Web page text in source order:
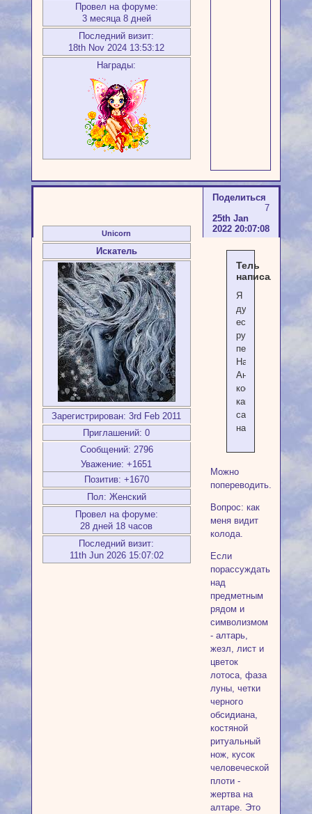
Провел на форуме:
3 месяца 8 дней
Последний визит:
18th Nov 2024 13:53:12
Награды:
Поделиться
7
25th Jan
2022 20:07:08
Unicorn
Искатель
Зарегистрирован: 3rd Feb 2011
Приглашений: 0
Сообщений: 2796
Уважение: +1651
Позитив: +1670
Пол: Женский
Провел на форуме:
28 дней 18 часов
Последний визит:
11th Jun 2026 15:07:02
Тель
написал(а):
Я
думала
есть
русский
перевод)
На
Английском
кое-
как
сама
нашла
Можно
попереводить.
Вопрос: как
меня видит
колода.
Если
порассуждать
над
предметным
рядом и
символизмом
- алтарь,
жезл, лист и
цветок
лотоса, фаза
луны, четки
черного
обсидиана,
костяной
ритуальный
нож, кусок
человеческой
плоти -
жертва на
алтаре. Это